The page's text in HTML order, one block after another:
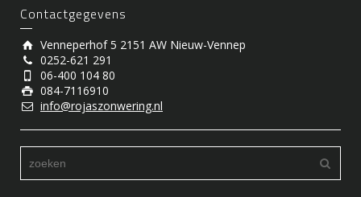
Contactgegevens
Venneperhof 5 2151 AW Nieuw-Vennep
0252-621 291
06-400 104 80
084-7116910
info@rojaszonwering.nl